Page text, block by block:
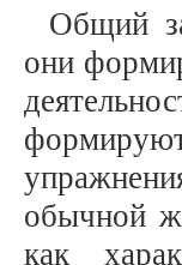
Общий
они
обычной
как